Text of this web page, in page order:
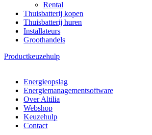
Rental
Thuisbatterij kopen
Thuisbatterij huren
Installateurs
Groothandels
Productkeuzehulp
Energieopslag
Energiemanagementsoftware
Over Altilia
Webshop
Keuzehulp
Contact